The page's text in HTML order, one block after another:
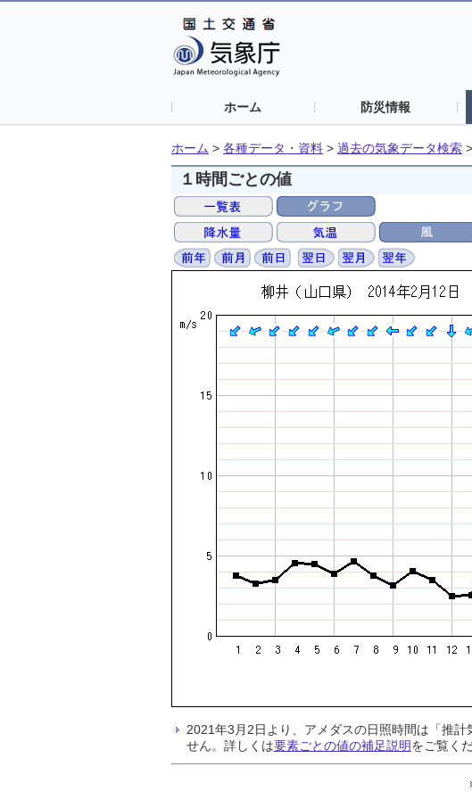
ホーム 防災情報
ホーム > 各種データ・資料 > 過去の気象データ検索 >
１時間ごとの値
2021年3月2日より、アメダスの日照時間は「推
せん。詳しくは要素ごとの値の補足説明をご覧く